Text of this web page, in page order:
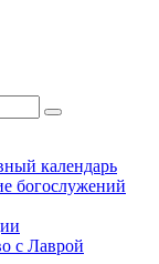
календарь
богослужений
с Лаврой